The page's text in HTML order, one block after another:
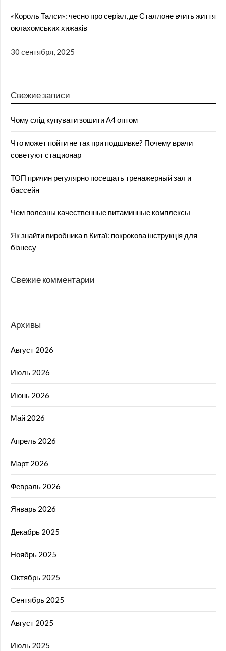
«Король Талси»: чесно про серіал, де Сталлоне вчить життя
оклахомських хижаків
30 сентября, 2025
Свежие записи
Чому слід купувати зошити А4 оптом
Что может пойти не так при подшивке? Почему врачи
советуют стационар
ТОП причин регулярно посещать тренажерный зал и
бассейн
Чем полезны качественные витаминные комплексы
Як знайти виробника в Китаї: покрокова інструкція для
бізнесу
Свежие комментарии
Архивы
Август 2026
Июль 2026
Июнь 2026
Май 2026
Апрель 2026
Март 2026
Февраль 2026
Январь 2026
Декабрь 2025
Ноябрь 2025
Октябрь 2025
Сентябрь 2025
Август 2025
Июль 2025